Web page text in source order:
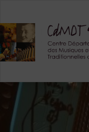
content